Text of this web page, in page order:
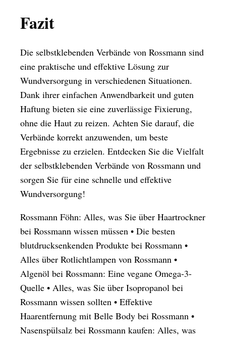
Fazit
Die selbstklebenden Verbände von Rossmann sind
eine praktische und effektive Lösung zur
Wundversorgung in verschiedenen Situationen.
Dank ihrer einfachen Anwendbarkeit und guten
Haftung bieten sie eine zuverlässige Fixierung,
ohne die Haut zu reizen. Achten Sie darauf, die
Verbände korrekt anzuwenden, um beste
Ergebnisse zu erzielen. Entdecken Sie die Vielfalt
der selbstklebenden Verbände von Rossmann und
sorgen Sie für eine schnelle und effektive
Wundversorgung!
Rossmann Föhn: Alles, was Sie über Haartrockner
bei Rossmann wissen müssen • Die besten
blutdrucksenkenden Produkte bei Rossmann •
Alles über Rotlichtlampen von Rossmann •
Algenöl bei Rossmann: Eine vegane Omega-3-
Quelle • Alles, was Sie über Isopropanol bei
Rossmann wissen sollten • Effektive
Haarentfernung mit Belle Body bei Rossmann •
Nasenspülsalz bei Rossmann kaufen: Alles, was